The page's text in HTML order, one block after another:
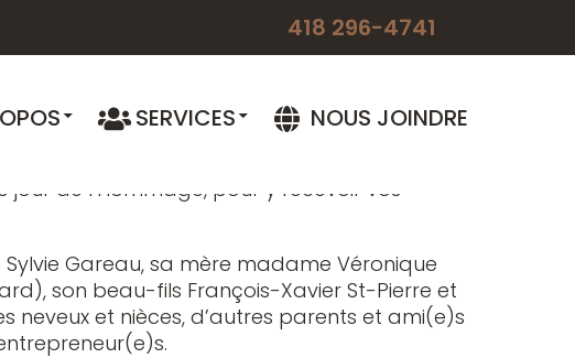
418 296-4741
SERVICES NOUS JOINDRE
59 ans, monsieur Berthier Turcotte, conjoint
mai 2019 à 15h.
jour de l’Hommage, pour y recevoir vos
Gareau, sa mère madame Véronique
son beau-fils François-Xavier St-Pierre et
neveux et nièces, d’autres parents et ami(e)s